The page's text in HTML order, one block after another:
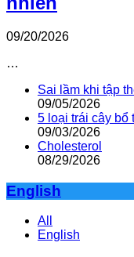
09/20/2026
…
Sai lầm khi tập
09/05/2026
5 loại trái cây bổ
09/03/2026
Cholesterol
08/29/2026
English
All
English